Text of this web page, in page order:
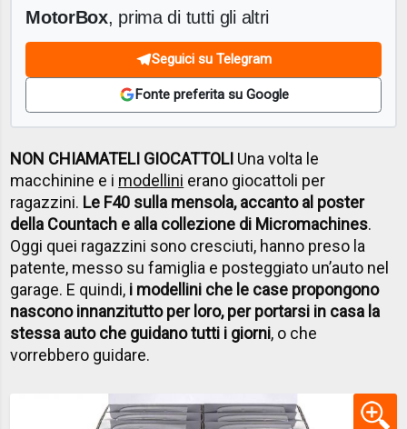
MotorBox, prima di tutti gli altri
Seguici su Telegram
Fonte preferita su Google
NON CHIAMATELI GIOCATTOLI Una volta le
macchinine e i modellini erano giocattoli per
ragazzini. Le F40 sulla mensola, accanto al poster
della Countach e alla collezione di Micromachines.
Oggi quei ragazzini sono cresciuti, hanno preso la
patente, messo su famiglia e posteggiato un’auto nel
garage. E quindi, i modellini che le case propongono
nascono innanzitutto per loro, per portarsi in casa la
stessa auto che guidano tutti i giorni, o che
vorrebbero guidare.